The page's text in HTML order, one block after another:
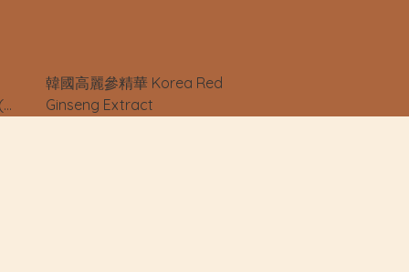
韓國高麗參精華 Korea Red
Ginseng Extract